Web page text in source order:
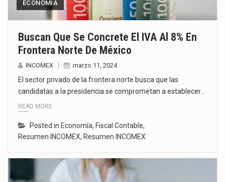
ECONOMÍA
Buscan Que Se Concrete El IVA Al 8% En
Frontera Norte De México
INCOMEX marzo 11, 2024
El sector privado de la frontera norte busca que las
candidatas a la presidencia se comprometan a establecer…
READ MORE
Posted in Economía, Fiscal Contable,
Resumen INCOMEX, Resumen INCOMEX